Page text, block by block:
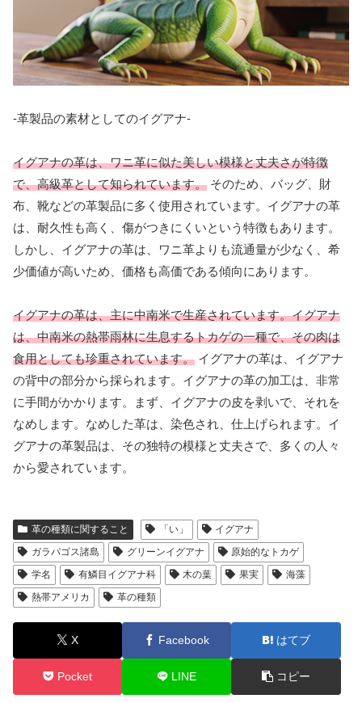
-革製品の素材としてのイグアナ-
イグアナの革は、ワニ革に似た美しい模様と丈夫さが特徴
で、高級革として知られています。 そのため、バッグ、財
布、靴などの革製品に多く使用されています。イグアナの革
は、耐久性も高く、傷がつきにくいという特徴もあります。
しかし、イグアナの革は、ワニ革よりも流通量が少なく、希
少価値が高いため、価格も高価である傾向にあります。
イグアナの革は、主に中南米で生産されています。イグアナ
は、中南米の熱帯雨林に生息するトカゲの一種で、その肉は
食用としても珍重されています。 イグアナの革は、イグアナ
の背中の部分から採られます。イグアナの革の加工は、非常
に手間がかかります。まず、イグアナの皮を剥いで、それを
なめします。なめした革は、染色され、仕上げられます。イ
グアナの革製品は、その独特の模様と丈夫さで、多くの人々
から愛されています。
革の種類に関すること 「い」
イグアナ
ガラパゴス諸島
グリーンイグアナ
原始的なトカゲ
学名
有鱗目イグアナ科 木の葉 果実
海藻
熱帯アメリカ
革の種類
X Facebook はてブ
Pocket LINE コピー